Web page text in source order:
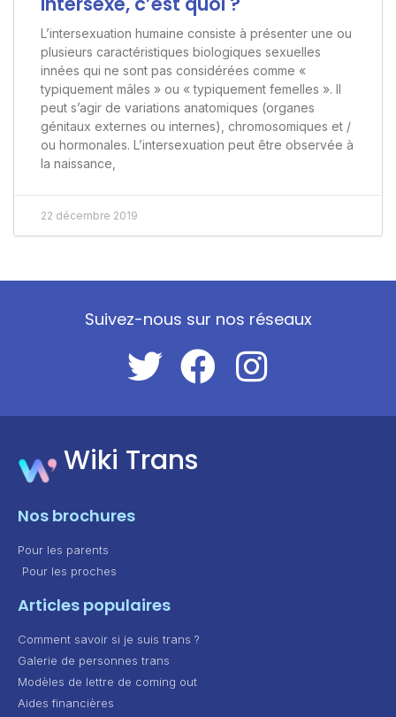
L’intersexuation humaine consiste à présenter une ou
plusieurs caractéristiques biologiques sexuelles
innées qui ne sont pas considérées comme «
typiquement mâles » ou « typiquement femelles ». Il
peut s’agir de variations anatomiques (organes
génitaux externes ou internes), chromosomiques et /
ou hormonales. L’intersexuation peut être observée à
la naissance,
22 décembre 2019
Suivez-nous sur nos réseaux
Wiki Trans
Nos brochures
Pour les parents
Pour les proches
Articles populaires
Comment savoir si je suis trans ?
Galerie de personnes trans
Modèles de lettre de coming out
Aides financières